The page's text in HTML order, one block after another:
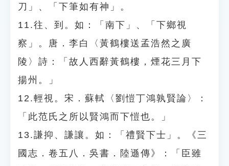
刀」、「下筆如有神」。
11.往、到。如：「南下」、「下鄉視
察」。唐．李白〈黃鶴樓送孟浩然之廣
陵〉詩：「故人西辭黃鶴樓，煙花三月下
揚州。」
12.輕視。宋．蘇軾〈劉愷丁鴻孰賢論〉：
「此范氏之所以賢鴻而下愷也。」
13.謙抑、謙讓。如：「禮賢下士」。《三
國志．卷五八．吳書．陸遜傳》：「臣雖